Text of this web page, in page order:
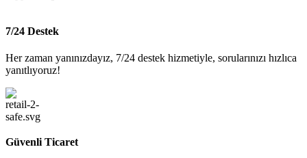
7/24 Destek
Her zaman yanınızdayız, 7/24 destek hizmetiyle, sorularınızı hızlıca
yanıtlıyoruz!
Güvenli Ticaret